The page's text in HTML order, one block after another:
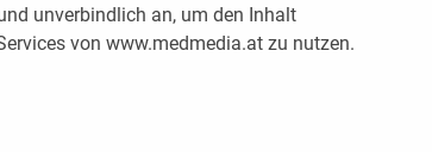
unverbindlich an, um den Inhalt
von www.medmedia.at zu nutzen.